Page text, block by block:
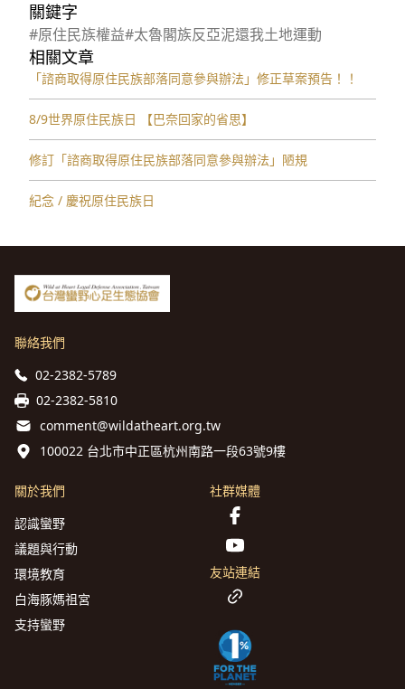
關鍵字
#原住民族權益#太魯閣族反亞泥還我土地運動
相關文章
「諮商取得原住民族部落同意參與辦法」修正草案預告！！
8/9世界原住民族日 【巴奈回家的省思】
修訂「諮商取得原住⺠族部落同意參與辦法」陋規
紀念 / 慶祝原住民族日
聯絡我們
02-2382-5789
02-2382-5810
comment@wildatheart.org.tw
100022 台北市中正區杭州南路一段63號9樓
關於我們
認識蠻野
議題與行動
環境教育
白海豚媽祖宮
支持蠻野
社群媒體
友站連結